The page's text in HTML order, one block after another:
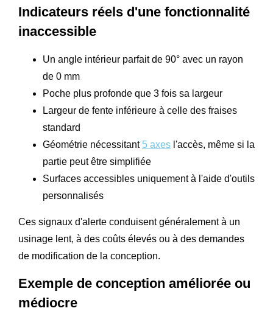
Indicateurs réels d'une fonctionnalité
inaccessible
Un angle intérieur parfait de 90° avec un rayon
de 0 mm
Poche plus profonde que 3 fois sa largeur
Largeur de fente inférieure à celle des fraises
standard
Géométrie nécessitant 5 axes l'accès, même si la
partie peut être simplifiée
Surfaces accessibles uniquement à l'aide d'outils
personnalisés
Ces signaux d'alerte conduisent généralement à un
usinage lent, à des coûts élevés ou à des demandes
de modification de la conception.
Exemple de conception améliorée ou
médiocre